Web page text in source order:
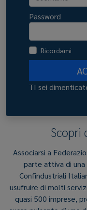
Password
Ricordami
TI sei
Scopri
Associarsi a
parte attiva di
Confindustriali
usufruire di molti
quasi 500 imprese,